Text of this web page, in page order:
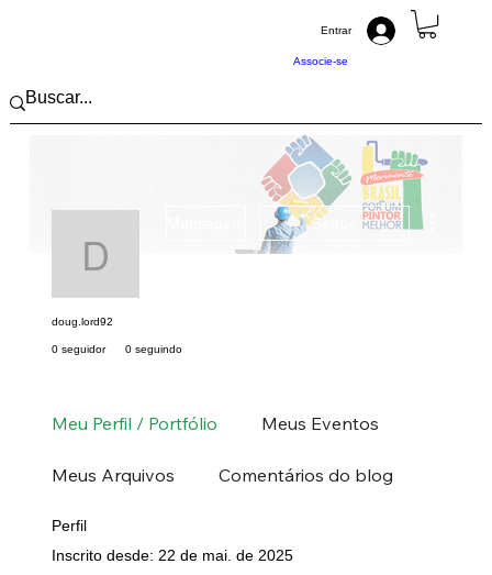
Associe-se
Entrar
doug.lord92
Seguir
doug.lord92
0 seguidor 0 seguindo
Meu Perfil / Portfólio Meus Eventos
Meus Arquivos Comentários do blog
Perfil
Inscrito desde: 22 de mai. de 2025